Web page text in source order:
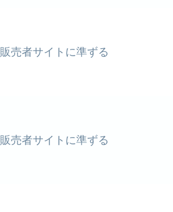
販売者サイトに準ずる
販売者サイトに準ずる